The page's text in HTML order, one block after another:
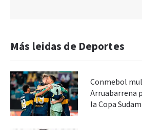
Más leidas de Deportes
Conmebol
Arruabarrena
la Copa